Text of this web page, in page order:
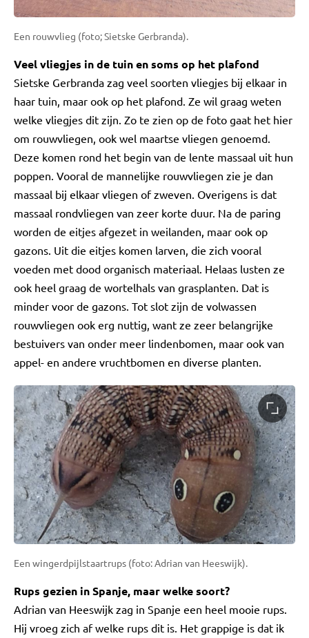
Een rouwvlieg (foto; Sietske Gerbranda).
Veel vliegjes in de tuin en soms op het plafond
Sietske Gerbranda zag veel soorten vliegjes bij elkaar in
haar tuin, maar ook op het plafond. Ze wil graag weten
welke vliegjes dit zijn. Zo te zien op de foto gaat het hier
om rouwvliegen, ook wel maartse vliegen genoemd.
Deze komen rond het begin van de lente massaal uit hun
poppen. Vooral de mannelijke rouwvliegen zie je dan
massaal bij elkaar vliegen of zweven. Overigens is dat
massaal rondvliegen van zeer korte duur. Na de paring
worden de eitjes afgezet in weilanden, maar ook op
gazons. Uit die eitjes komen larven, die zich vooral
voeden met dood organisch materiaal. Helaas lusten ze
ook heel graag de wortelhals van grasplanten. Dat is
minder voor de gazons. Tot slot zijn de volwassen
rouwvliegen ook erg nuttig, want ze zeer belangrijke
bestuivers van onder meer lindenbomen, maar ook van
appel- en andere vruchtbomen en diverse planten.
Een wingerdpijlstaartrups (foto: Adrian van Heeswijk).
Rups gezien in Spanje, maar welke soort?
Adrian van Heeswijk zag in Spanje een heel mooie rups.
Hij vroeg zich af welke rups dit is. Het grappige is dat ik